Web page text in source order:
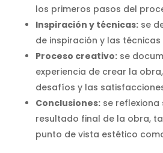
los primeros pasos del
Inspiración y técnicas:se
de inspiración y las
Proceso creativo:se
experiencia de crear la
desafíos y las
Conclusiones:se reflexiona
resultado final de la obra,
punto de vista estético